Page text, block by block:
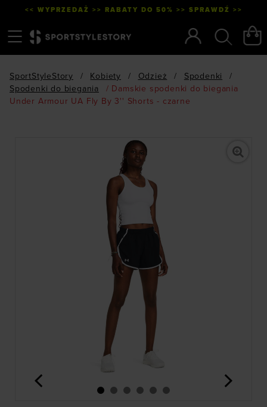
<< WYPRZEDAŻ >> RABATY DO 50% >> SPRAWDŹ >>
SportStyleStory / Kobiety / Odzież / Spodenki
/
Spodenki do biegania
/ Damskie spodenki do biegania
Under Armour UA Fly By 3'' Shorts - czarne
<